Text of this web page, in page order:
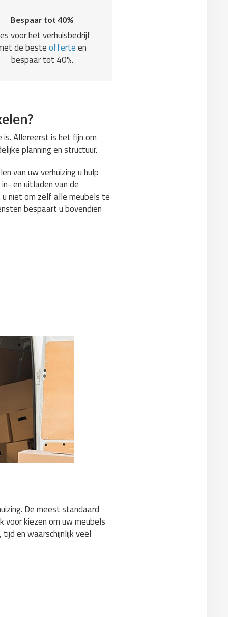
Bespaar tot 40%
voor het verhuisbedrijf
de besteofferteen
bespaar tot 40%.
is. Allereerst is het fijn om
planning en structuur.
van uw verhuizing u hulp
en uitladen van de
niet om zelf alle meubels te
bespaart u bovendien
De meest standaard
voor kiezen om uw meubels
en waarschijnlijk veel